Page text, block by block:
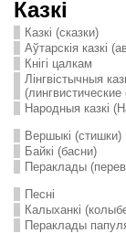
Казкі
Казкі (сказки)
Аўтарскія казкі
Кнігі цалкам
Лінгвістычныя
(лингвистические
Народныя казкі
Вершыкі (стишки)
Байкі (басни)
Пераклады
Песні
Калыханкі
Пераклады